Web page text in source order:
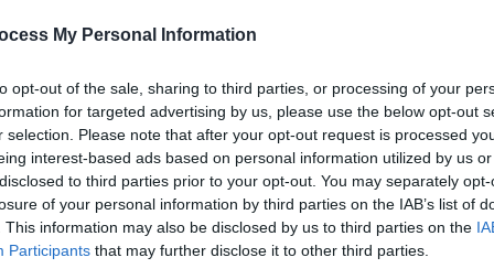
My Personal Information
opt-out of the sale, sharing to third parties, or processing of your
for targeted advertising by us, please use the below opt-out
selection. Please note that after your opt-out request is processed
interest-based ads based on personal information utilized by us
to third parties prior to your opt-out. You may separately
of your personal information by third parties on the IAB’s list of
This information may also be disclosed by us to third parties on the
Participants that may further disclose it to other third parties.